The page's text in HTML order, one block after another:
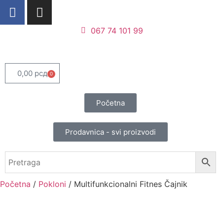
067 74 101 99
0,00 рсд 0
Početna
Prodavnica - svi proizvodi
Početna / Pokloni / Multifunkcionalni Fitnes Čajnik